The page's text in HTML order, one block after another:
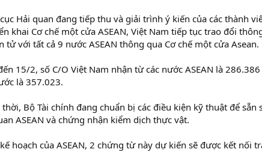
Hải quan đang tiếp thu và giải trình ý kiến của các thành
khai Cơ chế một cửa ASEAN, Việt Nam tiếp tục trao đổi
tử với tất cả 9 nước ASEAN thông qua Cơ chế một cửa Asean.
15/2, số C/O Việt Nam nhận từ các nước ASEAN là
là 357.023.
Bộ Tài chính đang chuẩn bị các điều kiện kỹ thuật để
ASEAN và chứng nhận kiểm dịch thực vật.
hoạch của ASEAN, 2 chứng từ này dự kiến sẽ được kết nối